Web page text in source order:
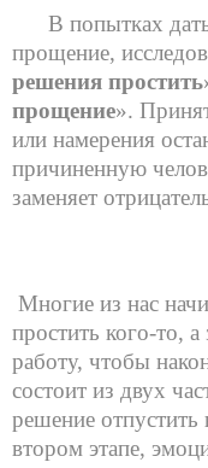
В попытках
прощение,
решения простить
прощение».
или намерения
причиненную
заменяет
Многие из нас
простить кого-то,
работу, чтобы
состоит из двух
решение
втором этапе,